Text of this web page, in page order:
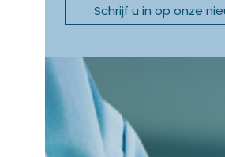
Schrijf u in op onze